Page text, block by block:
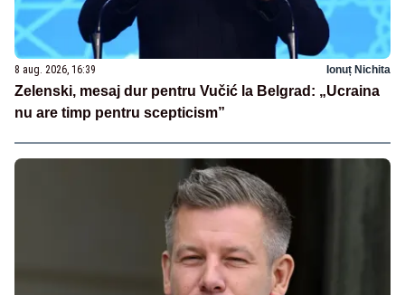
8 aug. 2026, 16:39 Ionuț Nichita
Zelenski, mesaj dur pentru Vučić la Belgrad: „Ucraina
nu are timp pentru scepticism”